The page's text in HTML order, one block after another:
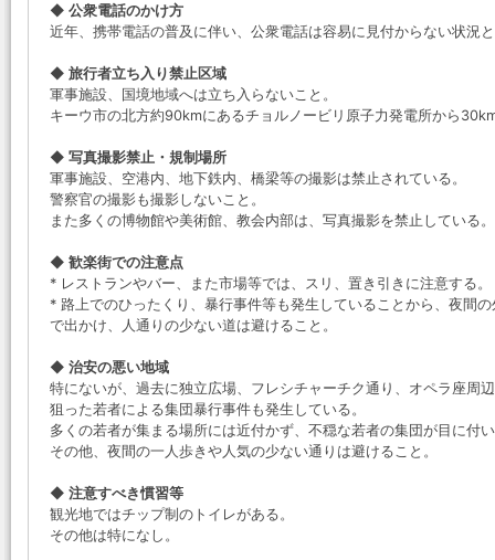
◆ 公衆電話のかけ方
近年、携帯電話の普及に伴い、公衆電話は容易に見付からない状況
◆ 旅行者立ち入り禁止区域
軍事施設、国境地域へは立ち入らないこと。
キーウ市の北方約90kmにあるチョルノービリ原子力発電所から
◆ 写真撮影禁止・規制場所
軍事施設、空港内、地下鉄内、橋梁等の撮影は禁止されている。
警察官の撮影も撮影しないこと。
また多くの博物館や美術館、教会内部は、写真撮影を禁止している。
◆ 歓楽街での注意点
* レストランやバー、また市場等では、スリ、置き引きに注意する。
* 路上でのひったくり、暴行事件等も発生していることから、夜間
で出かけ、人通りの少ない道は避けること。
◆ 治安の悪い地域
特にないが、過去に独立広場、フレシチャーチク通り、オペラ座周
狙った若者による集団暴行事件も発生している。
多くの若者が集まる場所には近付かず、不穏な若者の集団が目に付
その他、夜間の一人歩きや人気の少ない通りは避けること。
◆ 注意すべき慣習等
観光地ではチップ制のトイレがある。
その他は特になし。